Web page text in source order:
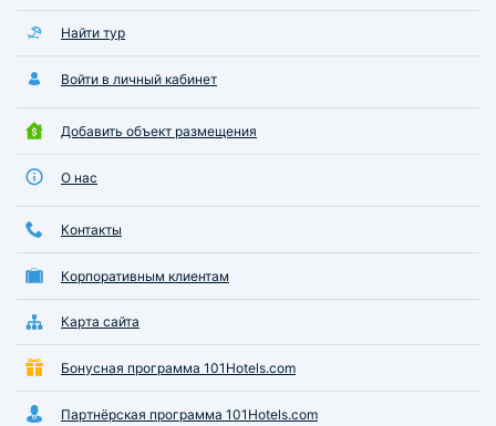
Найти тур
Войти в личный кабинет
Добавить объект размещения
О нас
Контакты
Корпоративным клиентам
Карта сайта
Бонусная программа 101Hotels.com
Партнёрская программа 101Hotels.com